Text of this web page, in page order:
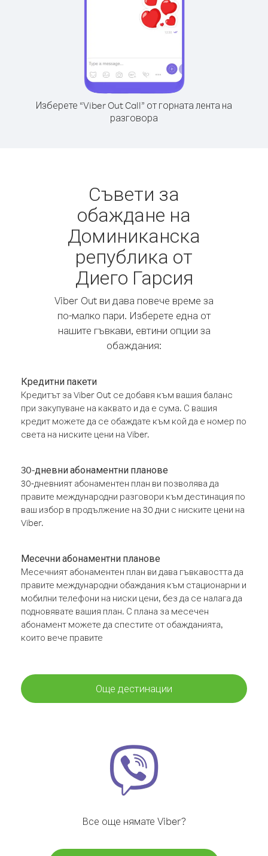
Изберете “Viber Out Call” от горната лента на
разговора
Съвети за
обаждане на
Доминиканска
република от
Диего Гарсия
Viber Out ви дава повече време за
по-малко пари. Изберете една от
нашите гъвкави, евтини опции за
обаждания:
Кредитни пакети
Кредитът за Viber Out се добавя към вашия баланс
при закупуване на каквато и да е сума. С вашия
кредит можете да се обаждате към кой да е номер по
света на ниските цени на Viber.
30-дневни абонаментни планове
30-дневният абонаментен план ви позволява да
правите международни разговори към дестинация по
ваш избор в продължение на 30 дни с ниските цени на
Viber.
Месечни абонаментни планове
Месечният абонаментен план ви дава гъвкавостта да
правите международни обаждания към стационарни и
мобилни телефони на ниски цени, без да се налага да
подновявате вашия план. С плана за месечен
абонамент можете да спестите от обажданията,
които вече правите
Още дестинации
Все още нямате Viber?